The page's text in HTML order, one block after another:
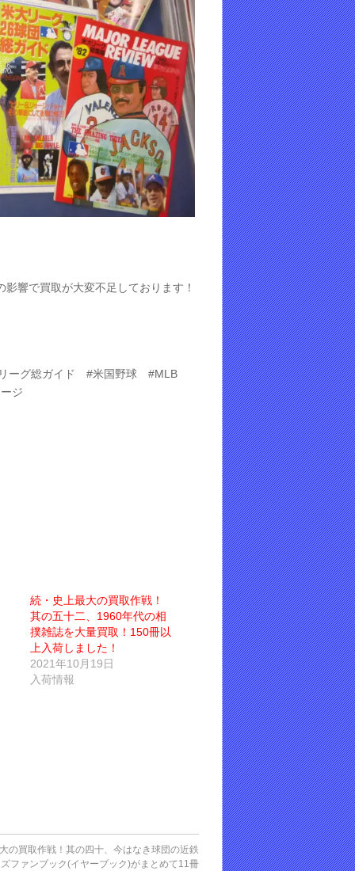
響で買取が大変不足しております！
ーグ総ガイド #米国野球 #MLB
ジ
続・史上最大の買取作戦！
其の五十二、1960年代の相
撲雑誌を大量買取！150冊以
上入荷しました！
2021年10月19日
入荷情報
の買取作戦！其の四十、今はなき球団の近鉄
ファンブック(イヤーブック)がまとめて11冊